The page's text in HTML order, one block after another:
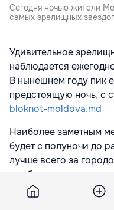
Сегодня ночью жители
самых зрелищных
Удивительное
наблюдается
В нынешнем году пик
предстоящую ночь, с
bloknot-moldova.md
Наиболее заметным
будет с полуночи до
лучше всего за
час будет падать до
наблюдения